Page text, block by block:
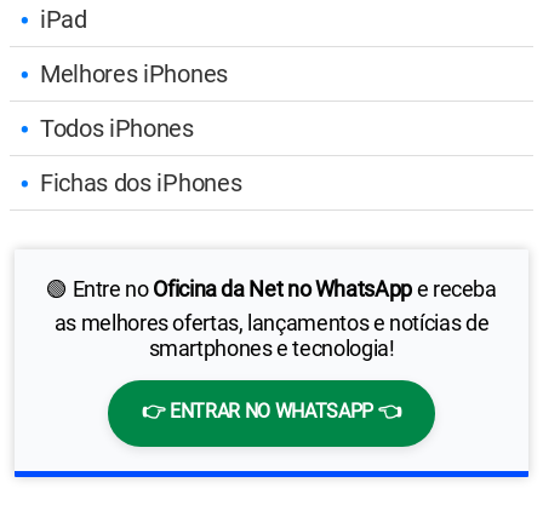
iPad
Melhores iPhones
Todos iPhones
Fichas dos iPhones
🟢 Entre noOficina da Net no WhatsAppe receba
as melhores ofertas, lançamentos e notícias de
smartphones e tecnologia!
👉 ENTRAR NO WHATSAPP 👈